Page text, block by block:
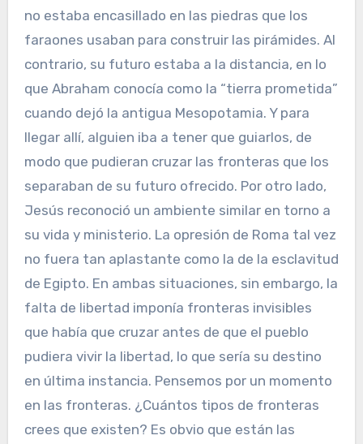
no estaba encasillado en las piedras que los
faraones usaban para construir las pirámides. Al
contrario, su futuro estaba a la distancia, en lo
que Abraham conocía como la “tierra prometida”
cuando dejó la antigua Mesopotamia. Y para
llegar allí, alguien iba a tener que guiarlos, de
modo que pudieran cruzar las fronteras que los
separaban de su futuro ofrecido. Por otro lado,
Jesús reconoció un ambiente similar en torno a
su vida y ministerio. La opresión de Roma tal vez
no fuera tan aplastante como la de la esclavitud
de Egipto. En ambas situaciones, sin embargo, la
falta de libertad imponía fronteras invisibles
que había que cruzar antes de que el pueblo
pudiera vivir la libertad, lo que sería su destino
en última instancia. Pensemos por un momento
en las fronteras. ¿Cuántos tipos de fronteras
crees que existen? Es obvio que están las